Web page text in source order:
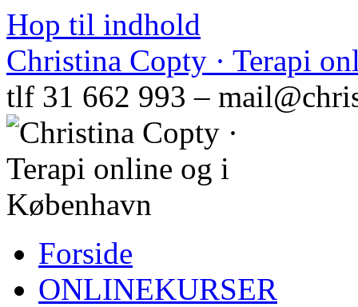
Hop til indhold
Christina Copty · Terapi
tlf 31 662 993 –
Forside
ONLINEKURSER